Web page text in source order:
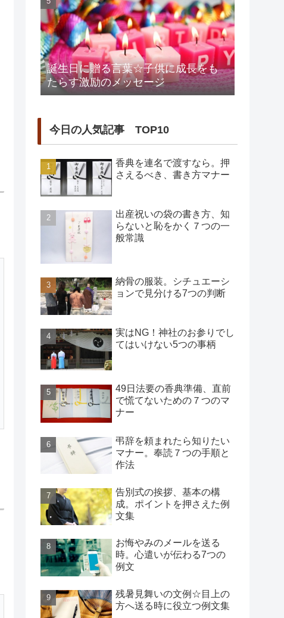
誕生日に贈る言葉☆子供に成長をも
たらす激励のメッセージ
今日の人気記事 TOP10
香典を連名で渡すなら。押
さえるべき、書き方マナー
出産祝いの袋の書き方、知
らないと恥をかく７つの一
般常識
納骨の服装。シチュエーシ
ョンで見分ける7つの判断
実はNG！神社のお参りでし
てはいけない5つの事柄
49日法要の香典準備、直前
で慌てないための７つのマ
ナー
弔辞を頼まれたら知りたい
マナー。奉読７つの手順と
作法
告別式の挨拶、基本の構
成。ポイントを押さえた例
文集
お悔やみのメールを送る
時。心遣いが伝わる7つの
例文
残暑見舞いの文例☆目上の
方へ送る時に役立つ例文集